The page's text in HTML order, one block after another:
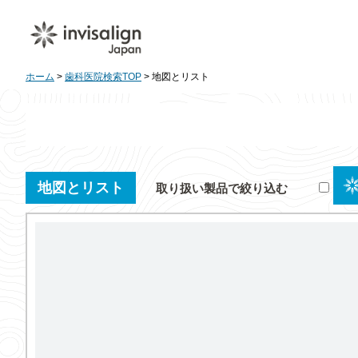
ホーム > 歯科医院検索TOP > 地図とリスト
地図とリスト 取り扱い製品で絞り込む